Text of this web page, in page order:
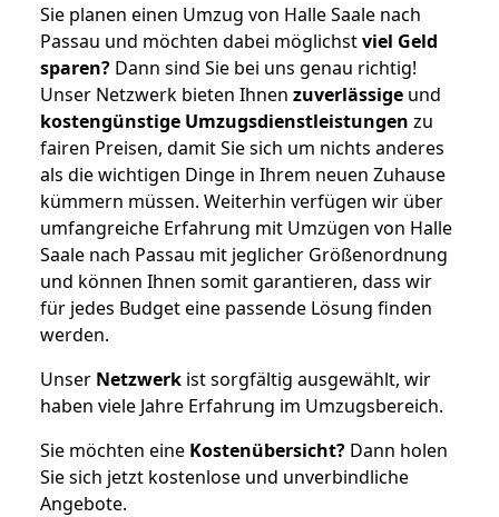
Sie planen einen Umzug von Halle Saale nach
Passau und möchten dabei möglichstviel Geld
sparen? Dann sind Sie bei uns genau richtig!
Unser Netzwerk bieten Ihnen zuverlässige und
kostengünstige Umzugsdienstleistungen zu
fairen Preisen, damit Sie sich um nichts anderes
als die wichtigen Dinge in Ihrem neuen Zuhause
kümmern müssen. Weiterhin verfügen wir über
umfangreiche Erfahrung mit Umzügen von Halle
Saale nach Passau mit jeglicher Größenordnung
und können Ihnen somit garantieren, dass wir
für jedes Budget eine passende Lösung finden
werden.
Unser Netzwerk ist sorgfältig ausgewählt, wir
haben viele Jahre Erfahrung im Umzugsbereich.
Sie möchten eine Kostenübersicht? Dann holen
Sie sich jetzt kostenlose und unverbindliche
Angebote.